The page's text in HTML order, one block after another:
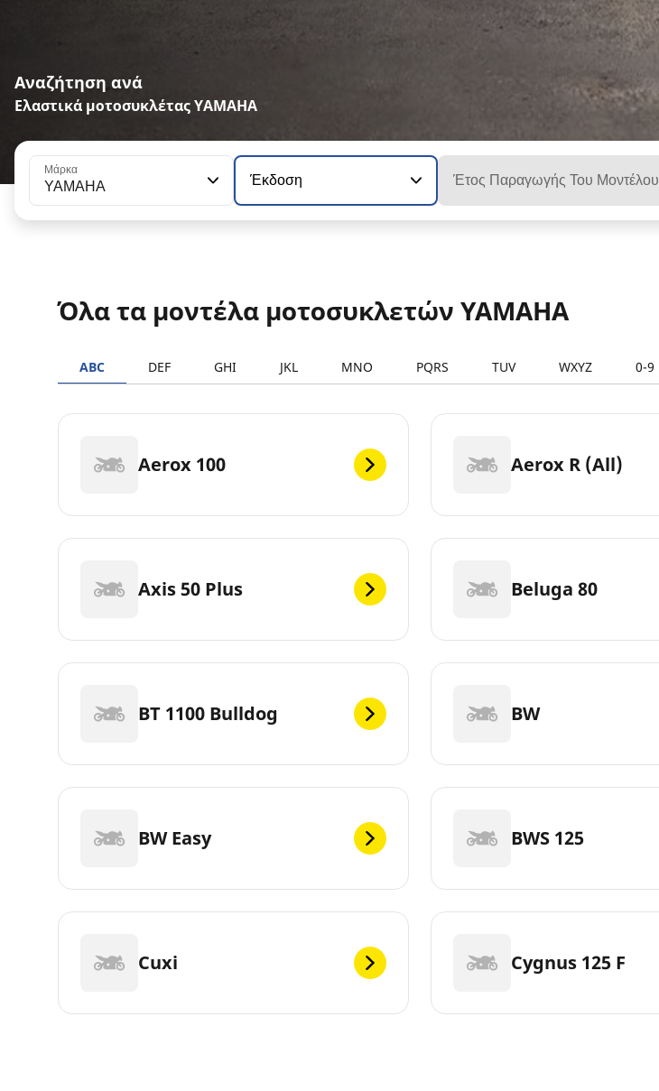
Αναζήτηση ανά
Ελαστικά μοτοσυκλέτας YAMAHA
Μάρκα
YAMAHA Έκδοση Έτος Παραγωγής Του Μοντέλου
Όλα τα μοντέλα μοτοσυκλετών YAMAHA
ABC DEF GHI JKL MNO PQRS TUV WXYZ 0-9
Aerox 100 Aerox R (All)
Axis 50 Plus Beluga 80
BT 1100 Bulldog BW
BW Easy BWS 125
Cuxi Cygnus 125 F